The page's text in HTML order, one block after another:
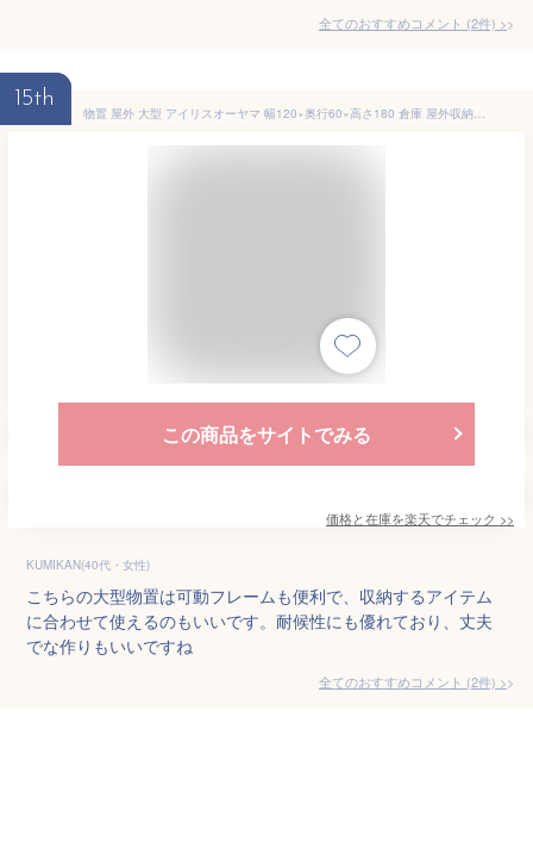
全てのおすすめコメント (2件) >
15th
物置 屋外 大型 アイリスオーヤマ 幅120×奥行60×高さ180 倉庫 屋外収納 両開き スリム 屋外物置 収納庫 倉庫 屋外収納庫 屋外倉庫 ガーデン収納庫 エクステリア ガーデニング 庭 ベランダ 物置収納 収納 大型物置 HL-1800F[2509SE]
この商品をサイトでみる
価格と在庫を楽天でチェック >>
KUMIKAN(40代・女性)
こちらの大型物置は可動フレームも便利で、収納するアイテム
に合わせて使えるのもいいです。耐候性にも優れており、丈夫
でな作りもいいですね
全てのおすすめコメント (2件) >